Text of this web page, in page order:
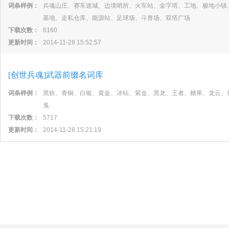
词条样例：
兵魂山庄、赛车迷城、边境哨所、火车站、金字塔、工地、极地小
基地、走私仓库、能源站、足球场、斗兽场、双塔广场
下载次数：
6160
更新时间：
2014-11-28 15:52:57
[创世兵魂]武器前缀名词库
词条样例：
黑铁、青铜、白银、黄金、冰钻、紫金、黑龙、王者、糖果、龙云
鬼
下载次数：
5717
更新时间：
2014-11-28 15:21:19